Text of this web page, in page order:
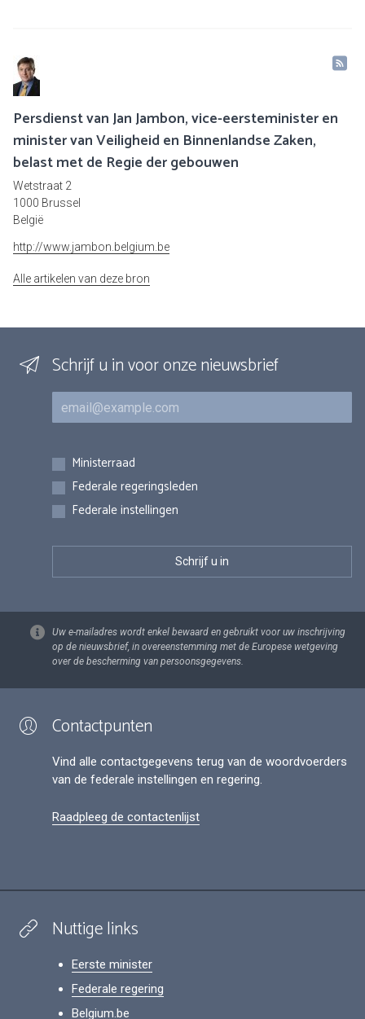
Persdienst van Jan Jambon, vice-eersteminister en
minister van Veiligheid en Binnenlandse Zaken,
belast met de Regie der gebouwen
Wetstraat 2
1000 Brussel
België
http://www.jambon.belgium.be
Alle artikelen van deze bron
Schrijf u in voor onze nieuwsbrief
E-mail
Inschrijvingen
Ministerraad
Federale regeringsleden
Federale instellingen
Uw e-mailadres wordt enkel bewaard en gebruikt voor uw inschrijving
op de nieuwsbrief, in overeenstemming met de Europese wetgeving
over de bescherming van persoonsgegevens.
Contactpunten
Vind alle contactgegevens terug van de woordvoerders
van de federale instellingen en regering.
Raadpleeg de contactenlijst
Nuttige links
Eerste minister
Federale regering
Belgium.be